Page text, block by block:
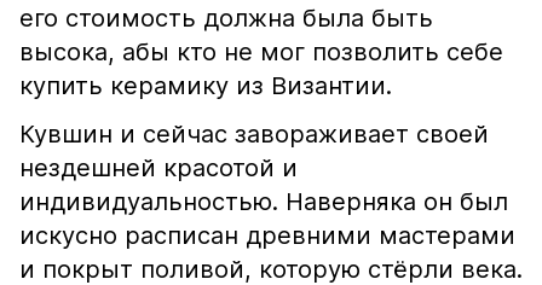
его стоимость должна была быть
высока, абы кто не мог позволить себе
купить керамику из Византии.
Кувшин и сейчас завораживает своей
нездешней красотой и
индивидуальностью. Наверняка он был
искусно расписан древними мастерами
и покрыт поливой, которую стёрли века.